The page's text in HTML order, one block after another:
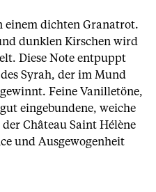
einem dichten Granatrot.
dunklen Kirschen wird
Diese Note entpuppt
Syrah, der im Mund
Feine Vanilletöne,
eingebundene, weiche
Château Saint Hélène
und Ausgewogenheit